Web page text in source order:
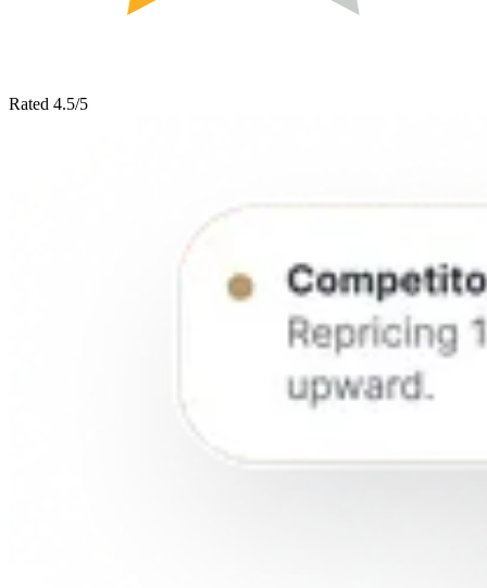
Rated 4.5/5